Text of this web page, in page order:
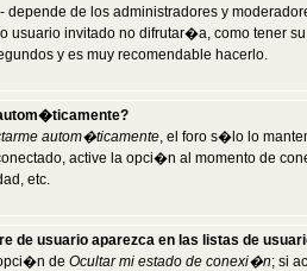
de los administradores y
usuario invitado no difrutar�a, como tener
y es muy recomendable hacerlo.
autom�ticamente, el foro s�lo lo
active la opci�n al momento de
etc.
de usuario aparezca en las listas de
de Ocultar mi estado de conexi�n; si